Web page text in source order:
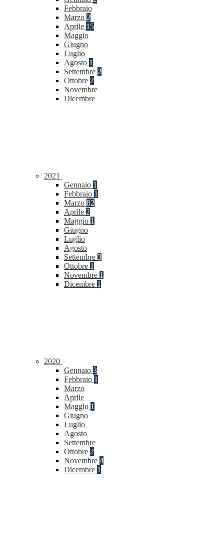
Febbraio
Marzo 2
Aprile 15
Maggio
Giugno
Luglio
Agosto 1
Settembre 2
Ottobre 2
Novembre
Dicembre
2021
Gennaio 1
Febbraio 1
Marzo 82
Aprile 2
Maggio 1
Giugno
Luglio
Agosto
Settembre 3
Ottobre 1
Novembre 1
Dicembre 1
2020
Gennaio 3
Febbraio 1
Marzo
Aprile
Maggio 1
Giugno
Luglio
Agosto
Settembre
Ottobre 2
Novembre 4
Dicembre 1